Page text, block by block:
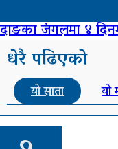
दाङका जंगलमा ४
धेरै पढिएको
यो साता यो